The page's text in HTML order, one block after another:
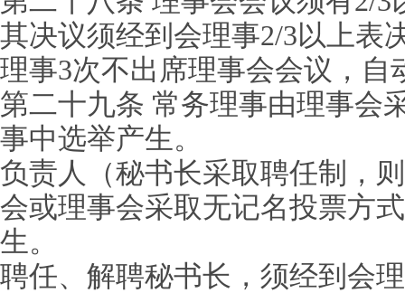
其决议须经到会理事2/3以上表
理事3次不出席理事会会议，自
第二十九条 常务理事由理事会
事中选举产生。
负责人（秘书长采取聘任制，
会或理事会采取无记名投票方
生。
聘任、解聘秘书长，须经到会